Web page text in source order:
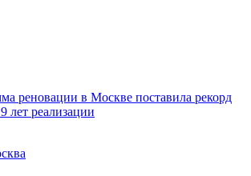
реновации в Москве поставила рекорд
лет реализации